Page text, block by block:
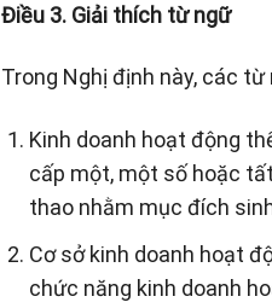
Điều 3. Giải thích từ ngữ
Trong Nghị định này, các
Kinh doanh hoạt động
cấp một, một số hoặc
thao nhằm mục đích
Cơ sở kinh doanh hoạt
chức năng kinh doanh